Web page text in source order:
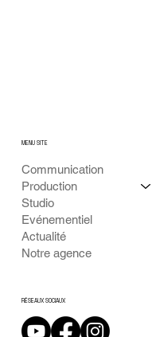
MENU SITE
Communication
Production
Studio
Evénementiel
Actualité
Notre agence
RÉSEAUX SOCIAUX